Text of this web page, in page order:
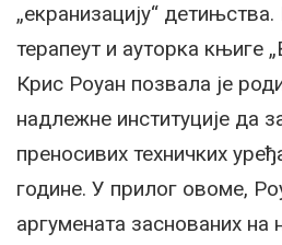
„екранизацију“ детињства.
терапеут и ауторка књиге
Крис Роуан позвала је
надлежне институције да
преносивих техничких
године. У прилог овоме,
аргумената заснованих на